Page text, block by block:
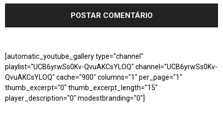
[automatic_youtube_gallery type="channel"
playlist="UCB6yrwSs0Kv-QvuAKCsYLOQ" channel="UCB6yrwSs0Kv-
QvuAKCsYLOQ" cache="900" columns="1" per_page="1"
thumb_excerpt="0" thumb_excerpt_length="15"
player_description="0" modestbranding="0"]